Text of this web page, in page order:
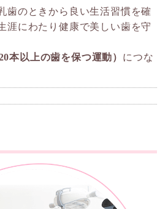
歯のときから良い生活習慣を確
涯にわたり健康で美しい歯を守
本以上の歯を保つ運動） につな